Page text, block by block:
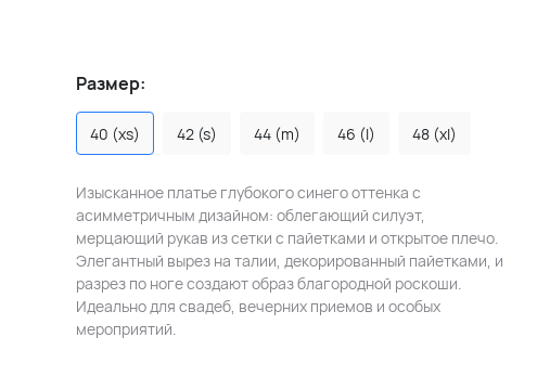
Размер:
40 (xs) 42 (s) 44 (m) 46 (l) 48 (xl)
Изысканное платье глубокого синего оттенка с
асимметричным дизайном: облегающий силуэт,
мерцающий рукав из сетки с пайетками и открытое плечо.
Элегантный вырез на талии, декорированный пайетками, и
разрез по ноге создают образ благородной роскоши.
Идеально для свадеб, вечерних приемов и особых
мероприятий.